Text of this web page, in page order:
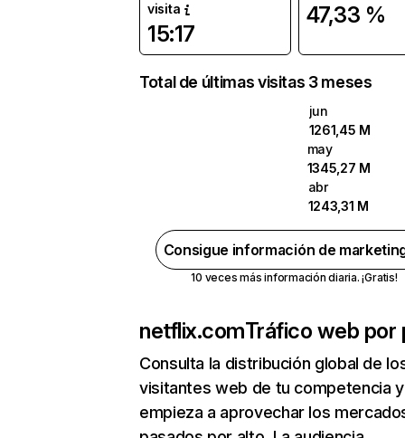
visita
15:17
47,33 %
Total de últimas visitas 3 meses
jun
1261,45 M
may
1345,27 M
abr
1243,31 M
Consigue información de
10 veces más información diaria. ¡Gratis!
netflix.comTráfico web por
Consulta la distribución global de
visitantes web de tu competencia y
empieza a aprovechar los